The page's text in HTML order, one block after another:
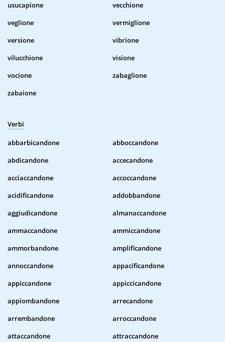
usucapione
vecchione
veglione
vermiglione
versione
vibrione
vilucchione
visione
vocione
zabaglione
zabaione
Verbi
abbarbicandone
abboccandone
abdicandone
accecandone
acciaccandone
accoccandone
acidificandone
addobbandone
aggiudicandone
almanaccandone
ammaccandone
ammiccandone
ammorbandone
amplificandone
annoccandone
appacificandone
appiccandone
appiccicandone
appiombandone
arrecandone
arrembandone
arroccandone
attaccandone
attraccandone